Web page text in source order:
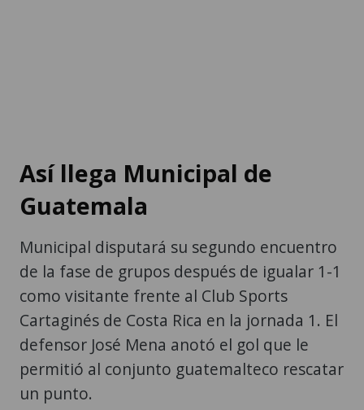
Así llega Municipal de
Guatemala
Municipal disputará su segundo encuentro
de la fase de grupos después de igualar 1-1
como visitante frente al Club Sports
Cartaginés de Costa Rica en la jornada 1. El
defensor José Mena anotó el gol que le
permitió al conjunto guatemalteco rescatar
un punto.